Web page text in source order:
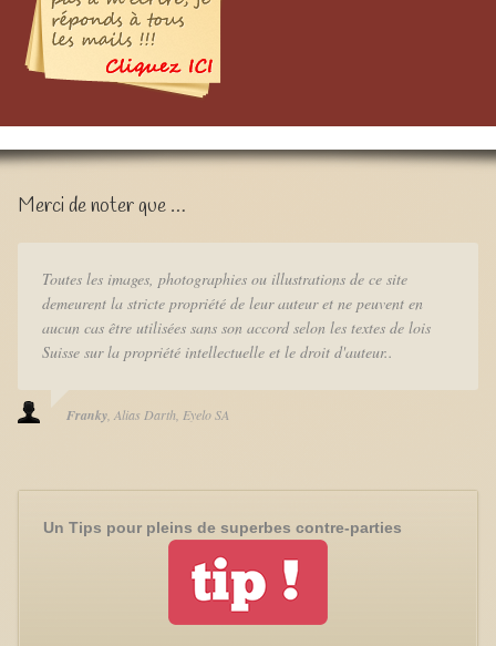
Merci de noter que …
Toutes les images, photographies ou illustrations de ce site
demeurent la stricte propriété de leur auteur et ne peuvent en
aucun cas être utilisées sans son accord selon les textes de lois
Suisse sur la propriété intellectuelle et le droit d'auteur..
Franky Alias Darth Eyelo SA
Un Tips pour pleins de superbes contre-parties